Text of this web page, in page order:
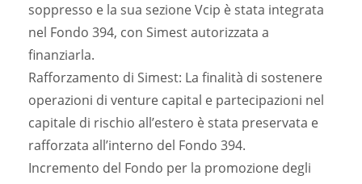
soppresso e la sua sezione Vcip è stata integrata
nel Fondo 394, con Simest autorizzata a
finanziarla.
Rafforzamento di Simest: La finalità di sostenere
operazioni di venture capital e partecipazioni nel
capitale di rischio all’estero è stata preservata e
rafforzata all’interno del Fondo 394.
Incremento del Fondo per la promozione degli